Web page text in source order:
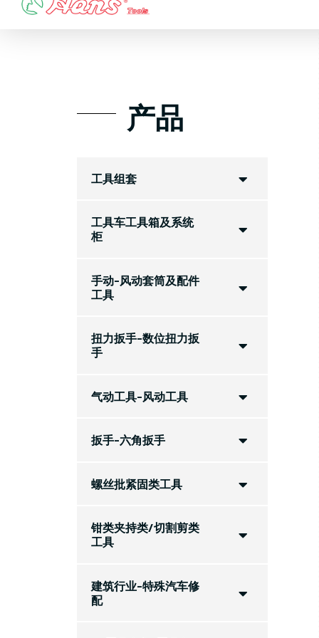
产品
工具组套
工具车工具箱及系统
柜
手动-风动套筒及配件
工具
扭力扳手-数位扭力扳
手
气动工具-风动工具
扳手-六角扳手
螺丝批紧固类工具
钳类夹持类/切割剪类
工具
建筑行业-特殊汽车修
配